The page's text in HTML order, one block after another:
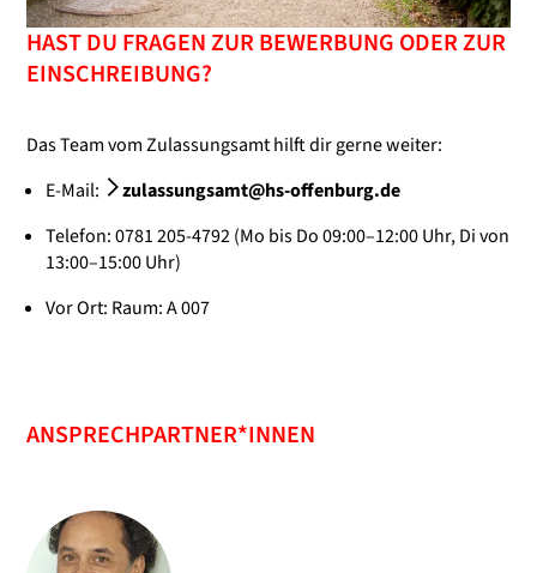
HAST DU FRAGEN ZUR BEWERBUNG ODER ZUR
EINSCHREIBUNG?
Das Team vom Zulassungsamt hilft dir gerne weiter:
E-Mail:
zulassungsamt@hs-offenburg.de
Telefon: 0781 205-4792 (Mo bis Do 09:00–12:00 Uhr, Di von
13:00–15:00 Uhr)
Vor Ort: Raum: A 007
ANSPRECHPARTNER*INNEN